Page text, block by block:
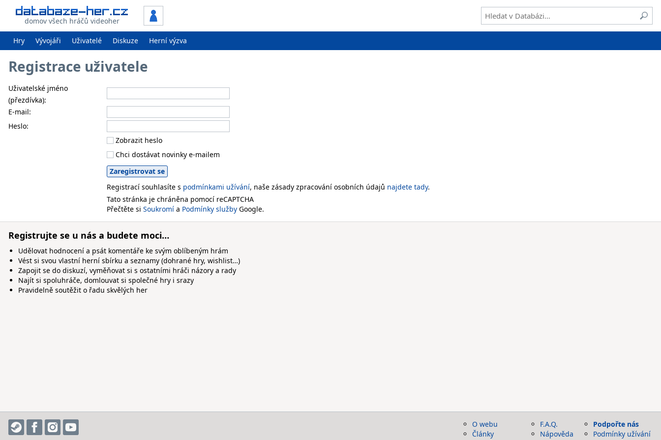
domov všech hráčů videoher
Hry Vývojáři Uživatelé Diskuze Herní výzva
Registrace uživatele
Uživatelské jméno
(přezdívka):
E-mail:
Heslo:
Zobrazit heslo
Chci dostávat novinky e-mailem
Registrací souhlasíte s podmínkami užívání, naše zásady zpracování osobních údajů najdete tady.
Tato stránka je chráněna pomocí reCAPTCHA
Přečtěte si Soukromí a Podmínky služby Google.
Registrujte se u nás a budete moci…
Udělovat hodnocení a psát komentáře ke svým oblíbeným hrám
Vést si svou vlastní herní sbírku a seznamy (dohrané hry, wishlist…)
Zapojit se do diskuzí, vyměňovat si s ostatními hráči názory a rady
Najít si spoluhráče, domlouvat si společné hry i srazy
Pravidelně soutěžit o řadu skvělých her
O webu
Články
F.A.Q.
Nápověda
Podpořte nás
Podmínky užívání